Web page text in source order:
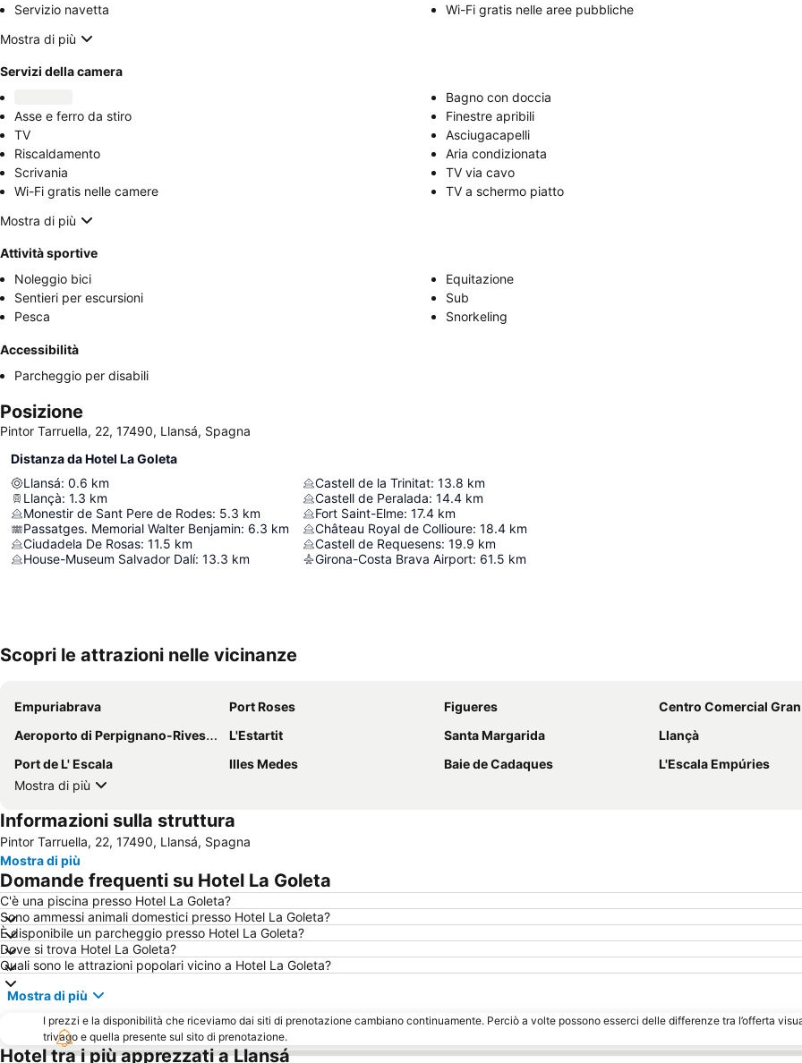
Servizio navetta
Wi-Fi gratis nelle aree pubbliche
Mostra di più
Servizi della camera
Bagno con doccia
Asse e ferro da stiro
Finestre apribili
TV
Asciugacapelli
Riscaldamento
Aria condizionata
Scrivania
TV via cavo
Wi-Fi gratis nelle camere
TV a schermo piatto
Mostra di più
Attività sportive
Noleggio bici
Equitazione
Sentieri per escursioni
Sub
Pesca
Snorkeling
Accessibilità
Parcheggio per disabili
Posizione
Pintor Tarruella, 22, 17490, Llansá, Spagna
Distanza da Hotel La Goleta
Llansá: 0.6 km
Llançà: 1.3 km
Monestir de Sant Pere de Rodes: 5.3 km
Passatges. Memorial Walter Benjamin: 6.3 km
Ciudadela De Rosas: 11.5 km
House-Museum Salvador Dalí: 13.3 km
Castell de la Trinitat: 13.8 km
Castell de Peralada: 14.4 km
Fort Saint-Elme: 17.4 km
Château Royal de Collioure: 18.4 km
Castell de Requesens: 19.9 km
Girona-Costa Brava Airport: 61.5 km
Scopri le attrazioni nelle vicinanze
Empuriabrava Port Roses Figueres
Centro Comercial
Aeroporto di Perpignano-Rivesaltes
L'Estartit Santa Margarida
Llançà
Port de L' Escala
Illes Medes Baie de Cadaques
L'Escala Empúries
Mostra di più
Informazioni sulla struttura
Pintor Tarruella, 22, 17490, Llansá, Spagna
Mostra di più
Domande frequenti su Hotel La Goleta
C'è una piscina presso Hotel La Goleta?
Sono ammessi animali domestici presso Hotel La Goleta?
È disponibile un parcheggio presso Hotel La Goleta?
Dove si trova Hotel La Goleta?
Quali sono le attrazioni popolari vicino a Hotel La Goleta?
Mostra di più
I prezzi e la disponibilità che riceviamo dai siti di prenotazione cambiano continuamente. Perciò a volte possono esserci delle differenze tra l’offerta
trivago e quella presente sul sito di prenotazione.
Hotel tra i più apprezzati a Llansá